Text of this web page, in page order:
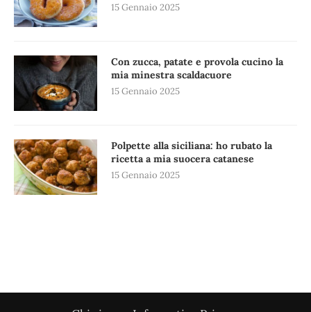
15 Gennaio 2025
Con zucca, patate e provola cucino la
mia minestra scaldacuore
15 Gennaio 2025
Polpette alla siciliana: ho rubato la
ricetta a mia suocera catanese
15 Gennaio 2025